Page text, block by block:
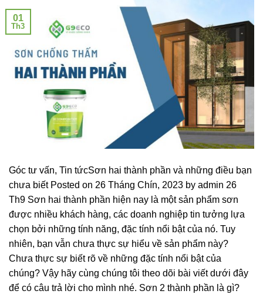
01
Th3
Góc tư vấn, Tin tứcSơn hai thành phần và những điều bạn
chưa biết Posted on 26 Tháng Chín, 2023 by admin 26
Th9 Sơn hai thành phần hiện nay là một sản phẩm sơn
được nhiều khách hàng, các doanh nghiệp tin tưởng lựa
chọn bởi những tính năng, đặc tính nổi bật của nó. Tuy
nhiên, bạn vẫn chưa thực sự hiểu về sản phẩm này?
Chưa thực sự biết rõ về những đặc tính nổi bật của
chúng? Vậy hãy cùng chúng tôi theo dõi bài viết dưới đây
để có câu trả lời cho mình nhé. Sơn 2 thành phần là gì?